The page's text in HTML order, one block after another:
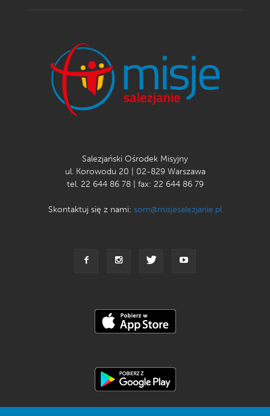
Salezjański Ośrodek Misyjny
ul. Korowodu 20 | 02-829 Warszawa
tel. 22 644 86 78 | fax: 22 644 86 79
Skontaktuj się z nami: som@misjesalezjanie.pl